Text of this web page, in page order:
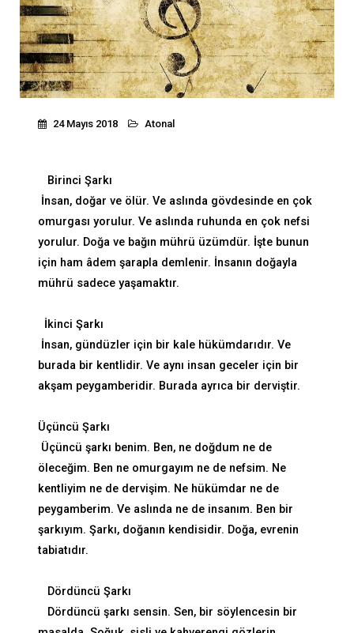
24 Mayıs 2018 Atonal
Birinci Şarkı
İnsan, doğar ve ölür. Ve aslında gövdesinde en çok
omurgası yorulur. Ve aslında ruhunda en çok nefsi
yorulur. Doğa ve bağın mührü üzümdür. İşte bunun
için ham âdem şarapla demlenir. İnsanın doğayla
mührü sadece yaşamaktır.
İkinci Şarkı
İnsan, gündüzler için bir kale hükümdarıdır. Ve
burada bir kentlidir. Ve aynı insan geceler için bir
akşam peygamberidir. Burada ayrıca bir derviştir.
Üçüncü Şarkı
Üçüncü şarkı benim. Ben, ne doğdum ne de
öleceğim. Ben ne omurgayım ne de nefsim. Ne
kentliyim ne de dervişim. Ne hükümdar ne de
peygamberim. Ve aslında ne de insanım. Ben bir
şarkıyım. Şarkı, doğanın kendisidir. Doğa, evrenin
tabiatıdır.
Dördüncü Şarkı
Dördüncü şarkı sensin. Sen, bir söylencesin bir